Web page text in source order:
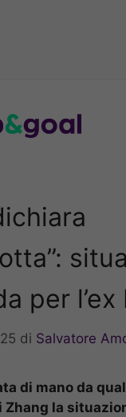
per l’ex
di Salvatore
di mano da
Zhang la